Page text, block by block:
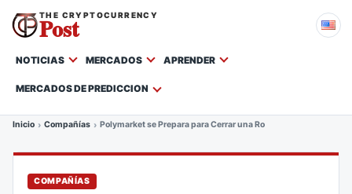
THE CRYPTOCURRENCY
Post
NOTICIAS MERCADOS APRENDER
MERCADOS DE PREDICCION
Inicio Compañías Polymarket se Prepara para Cerrar una Ronda de $200
COMPAÑÍAS